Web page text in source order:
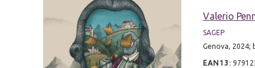
Valerio
SAGEP
Genova, 2024;
EAN13 :